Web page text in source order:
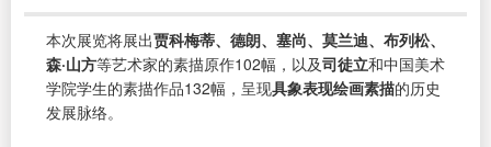
本次展览将展出贾科梅蒂、德朗、塞尚、莫兰迪、布列松、
森·山方等艺术家的素描原作102幅，以及司徒立和中国美术
学院学生的素描作品132幅，呈现具象表现绘画素描的历史
发展脉络。